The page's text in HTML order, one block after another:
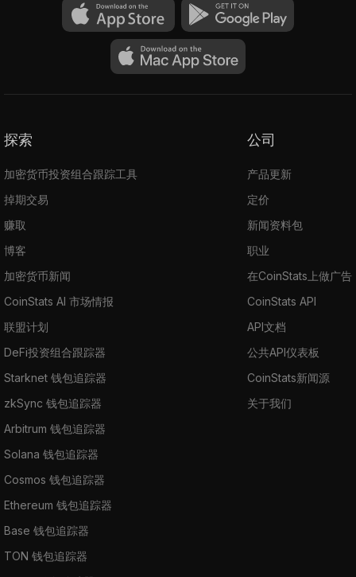
探索
加密货币投资组合跟踪工具
掉期交易
赚取
博客
加密货币新闻
CoinStats AI 市场情报
联盟计划
DeFi投资组合跟踪器
Starknet 钱包追踪器
zkSync 钱包追踪器
Arbitrum 钱包追踪器
Solana 钱包追踪器
Cosmos 钱包追踪器
Ethereum 钱包追踪器
Base 钱包追踪器
TON 钱包追踪器
公司
产品更新
定价
新闻资料包
职业
在CoinStats上做广告
CoinStats API
API文档
公共API仪表板
CoinStats新闻源
关于我们